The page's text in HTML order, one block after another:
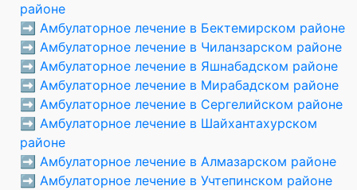
районе
➡️ Амбулаторное лечение в Бектемирском районе
➡️ Амбулаторное лечение в Чиланзарском районе
➡️ Амбулаторное лечение в Яшнабадском районе
➡️ Амбулаторное лечение в Мирабадском районе
➡️ Амбулаторное лечение в Сергелийском районе
➡️ Амбулаторное лечение в Шайхантахурском
районе
➡️ Амбулаторное лечение в Алмазарском районе
➡️ Амбулаторное лечение в Учтепинском районе